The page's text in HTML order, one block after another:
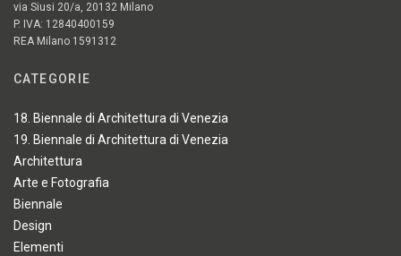
via Siusi 20/a, 20132 Milano
P. IVA: 12840400159
REA Milano 1591312
CATEGORIE
18. Biennale di Architettura di Venezia
19. Biennale di Architettura di Venezia
Architettura
Arte e Fotografia
Biennale
Design
Elementi